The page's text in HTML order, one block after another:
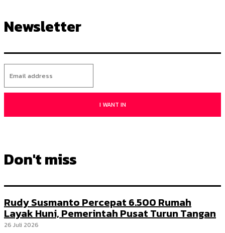
Newsletter
I WANT IN
Don't miss
Rudy Susmanto Percepat 6.500 Rumah
Layak Huni, Pemerintah Pusat Turun Tangan
26 Juli 2026